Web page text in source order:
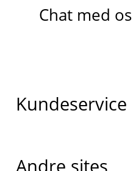
Chat med os
Kundeservice
Andre sites